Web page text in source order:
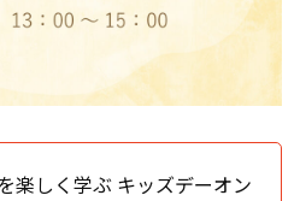
楽しく学ぶ キッズデーオン